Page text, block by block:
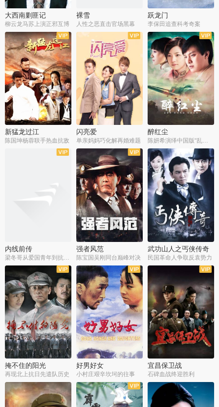
大西南剿匪记
柳云龙马苏上演正邪互博
裸雪
人性之恶直击官场黑幕
跃龙门
李保田追查科考奇案
全36集
新猛龙过江
陈国坤杨蓉联手热血抗敌
全37集
闪亮爱
单亲妈妈巧化解再婚难题
全30集
醉红尘
陈妍希演绎中国版“乱世佳人”
内线前传
全30集
强者风范
陈宝国吴刚同台巅峰对决
全30集
武功山人之丐侠传奇
民国革命人争取反袁势力
全38集
掩不住的阳光
再现北上抗日先遣队历史
全9集
好男好女
小村庄艰辛坎坷的往事
全35集
宜昌保卫战
石碑血战终迎胜利
全37集
全40集 全25集